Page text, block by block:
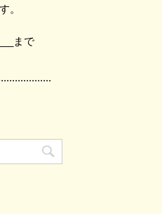
。
まで